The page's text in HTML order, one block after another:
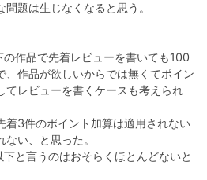
題は生じなくなると思う。
作品で先着レビューを書いても100
、作品が欲しいからでは無くてポイン
てレビューを書くケースも考えられ
着3件のポイント加算は適用されない
い、と思った。
と言うのはおそらくほとんどないと